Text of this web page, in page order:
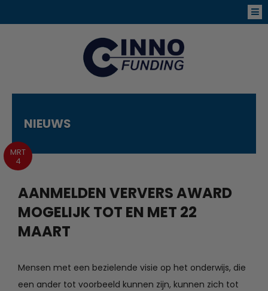
NIEUWS
MRT
4
AANMELDEN VERVERS AWARD
MOGELIJK TOT EN MET 22
MAART
Mensen met een bezielende visie op het onderwijs, die
een ander tot voorbeeld kunnen zijn, kunnen zich tot